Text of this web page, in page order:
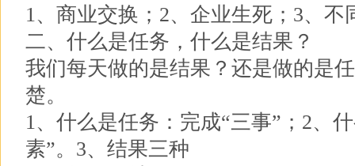
1、商业交换；2、企业生死；3、不
二、什么是任务，什么是结果？
我们每天做的是结果？还是做的是
楚。
1、什么是任务：完成“三事”；2、
素”。3、结果三种